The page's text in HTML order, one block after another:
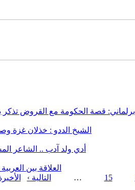
برلماني: قصة الحكومة مع القروض
الشيخ الددو : خذلان غزة
أدي ولد آدب .. الشاعر
العلاقة بين
15
… التالية ›